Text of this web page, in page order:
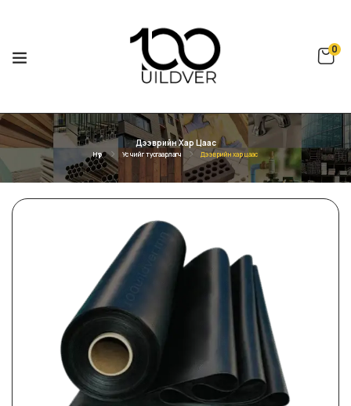
0
Дээврийн Хар Цаас
Нүүр Ус чийг тусгаарлагч Дээврийн хар цаас